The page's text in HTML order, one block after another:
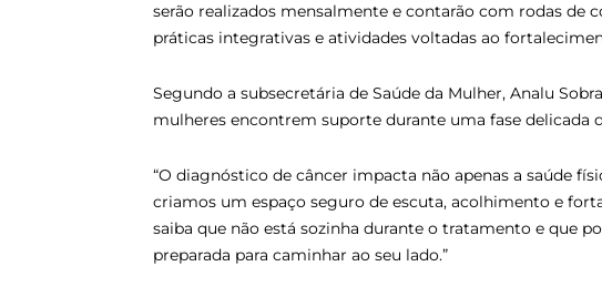
serão realizados mensalmente e contarão com rodas de
práticas integrativas e atividades voltadas ao
Segundo a subsecretária de Saúde da Mulher, Analu
mulheres encontrem suporte durante uma fase delicada
“O diagnóstico de câncer impacta não apenas a saúde
criamos um espaço seguro de escuta, acolhimento e
saiba que não está sozinha durante o tratamento e que
preparada para caminhar ao seu lado.”